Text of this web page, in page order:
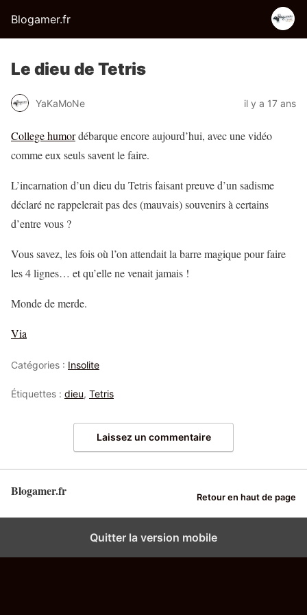
Blogamer.fr
Le dieu de Tetris
YaKaMoNe il y a 17 ans
College humordébarque encore aujourd’hui, avec une vidéo
comme eux seuls savent le faire.
L’incarnation d’un dieu du Tetris faisant preuve d’un sadisme
déclaré ne rappelerait pas des (mauvais) souvenirs à certains
d’entre vous ?
Vous savez, les fois où l’on attendait la barre magique pour faire
les 4 lignes… et qu’elle ne venait jamais !
Monde de merde.
Via
Catégories : Insolite
Étiquettes : dieu, Tetris
Laissez un commentaire
Blogamer.fr Retour en haut de page
Quitter la version mobile